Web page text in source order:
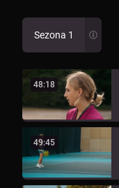
Sezona 1
48:18
49:45